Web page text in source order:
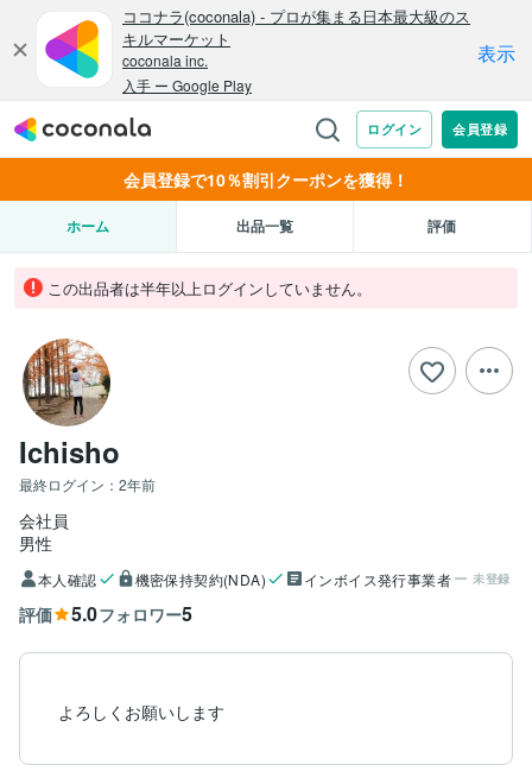
会員登録で10％割引クーポンを獲得！
ホーム 出品一覧 評価
この出品者は半年以上ログインしていません。
Ichisho
最終ログイン： 2年前
会社員
男性
本人確認 機密保持契約(NDA) インボイス発行事業者 未登録
評価 5.0フォロワー5
よろしくお願いします